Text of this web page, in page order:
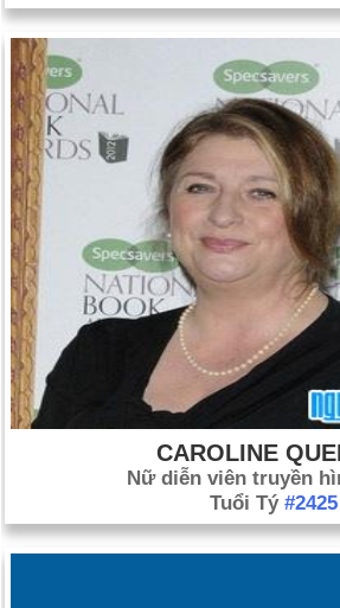
CAROLINE
Nữ diễn viên truyền
Tuổi Tý #2425